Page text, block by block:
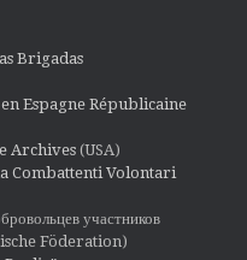
Brigadas
en Espagne Républicaine
Archives (USA)
Combattenti Volontari
участников
Föderation)